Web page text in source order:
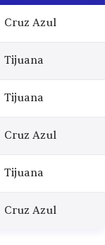
Cruz Azul
Tijuana
Tijuana
Cruz Azul
Tijuana
Cruz Azul